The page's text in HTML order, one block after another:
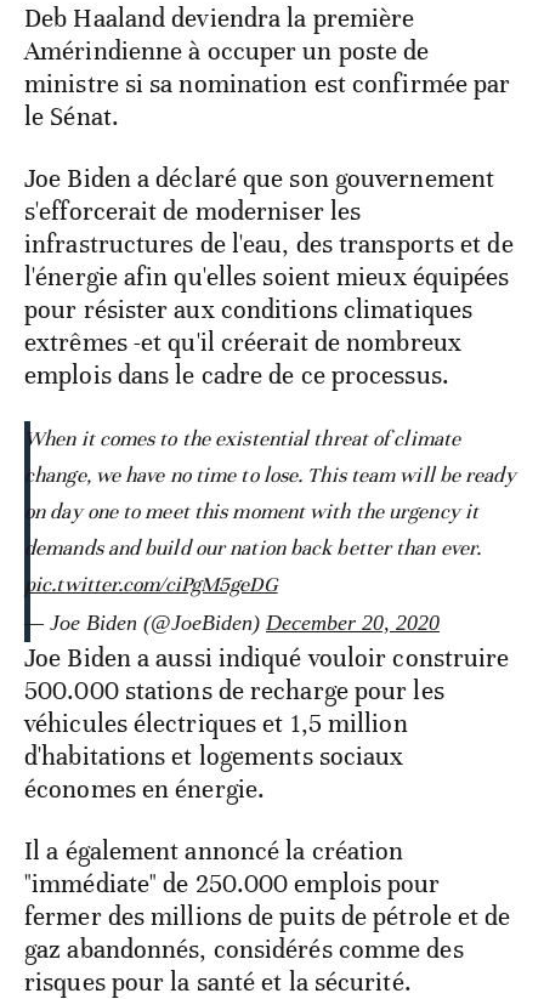
Deb Haaland deviendra la première
Amérindienne à occuper un poste de
ministre si sa nomination est confirmée par
le Sénat.
Joe Biden a déclaré que son gouvernement
s'efforcerait de moderniser les
infrastructures de l'eau, des transports et de
l'énergie afin qu'elles soient mieux équipées
pour résister aux conditions climatiques
extrêmes -et qu'il créerait de nombreux
emplois dans le cadre de ce processus.
When it comes to the existential threat of climate
change, we have no time to lose. This team will be ready
on day one to meet this moment with the urgency it
demands and build our nation back better than ever.
pic.twitter.com/ciPgM5geDG
— Joe Biden (@JoeBiden) December 20, 2020
Joe Biden a aussi indiqué vouloir construire
500.000 stations de recharge pour les
véhicules électriques et 1,5 million
d'habitations et logements sociaux
économes en énergie.
Il a également annoncé la création
"immédiate" de 250.000 emplois pour
fermer des millions de puits de pétrole et de
gaz abandonnés, considérés comme des
risques pour la santé et la sécurité.